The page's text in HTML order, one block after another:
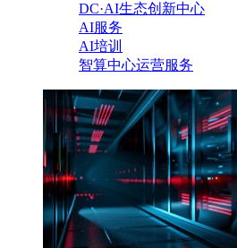
DC·AI生态创新中心
AI服务
AI培训
智算中心运营服务